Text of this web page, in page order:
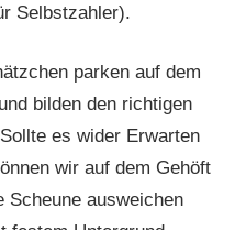
Selbstzahler).
parken auf dem
bilden den richtigen
es wider Erwarten
wir auf dem Gehöft
Scheune ausweichen